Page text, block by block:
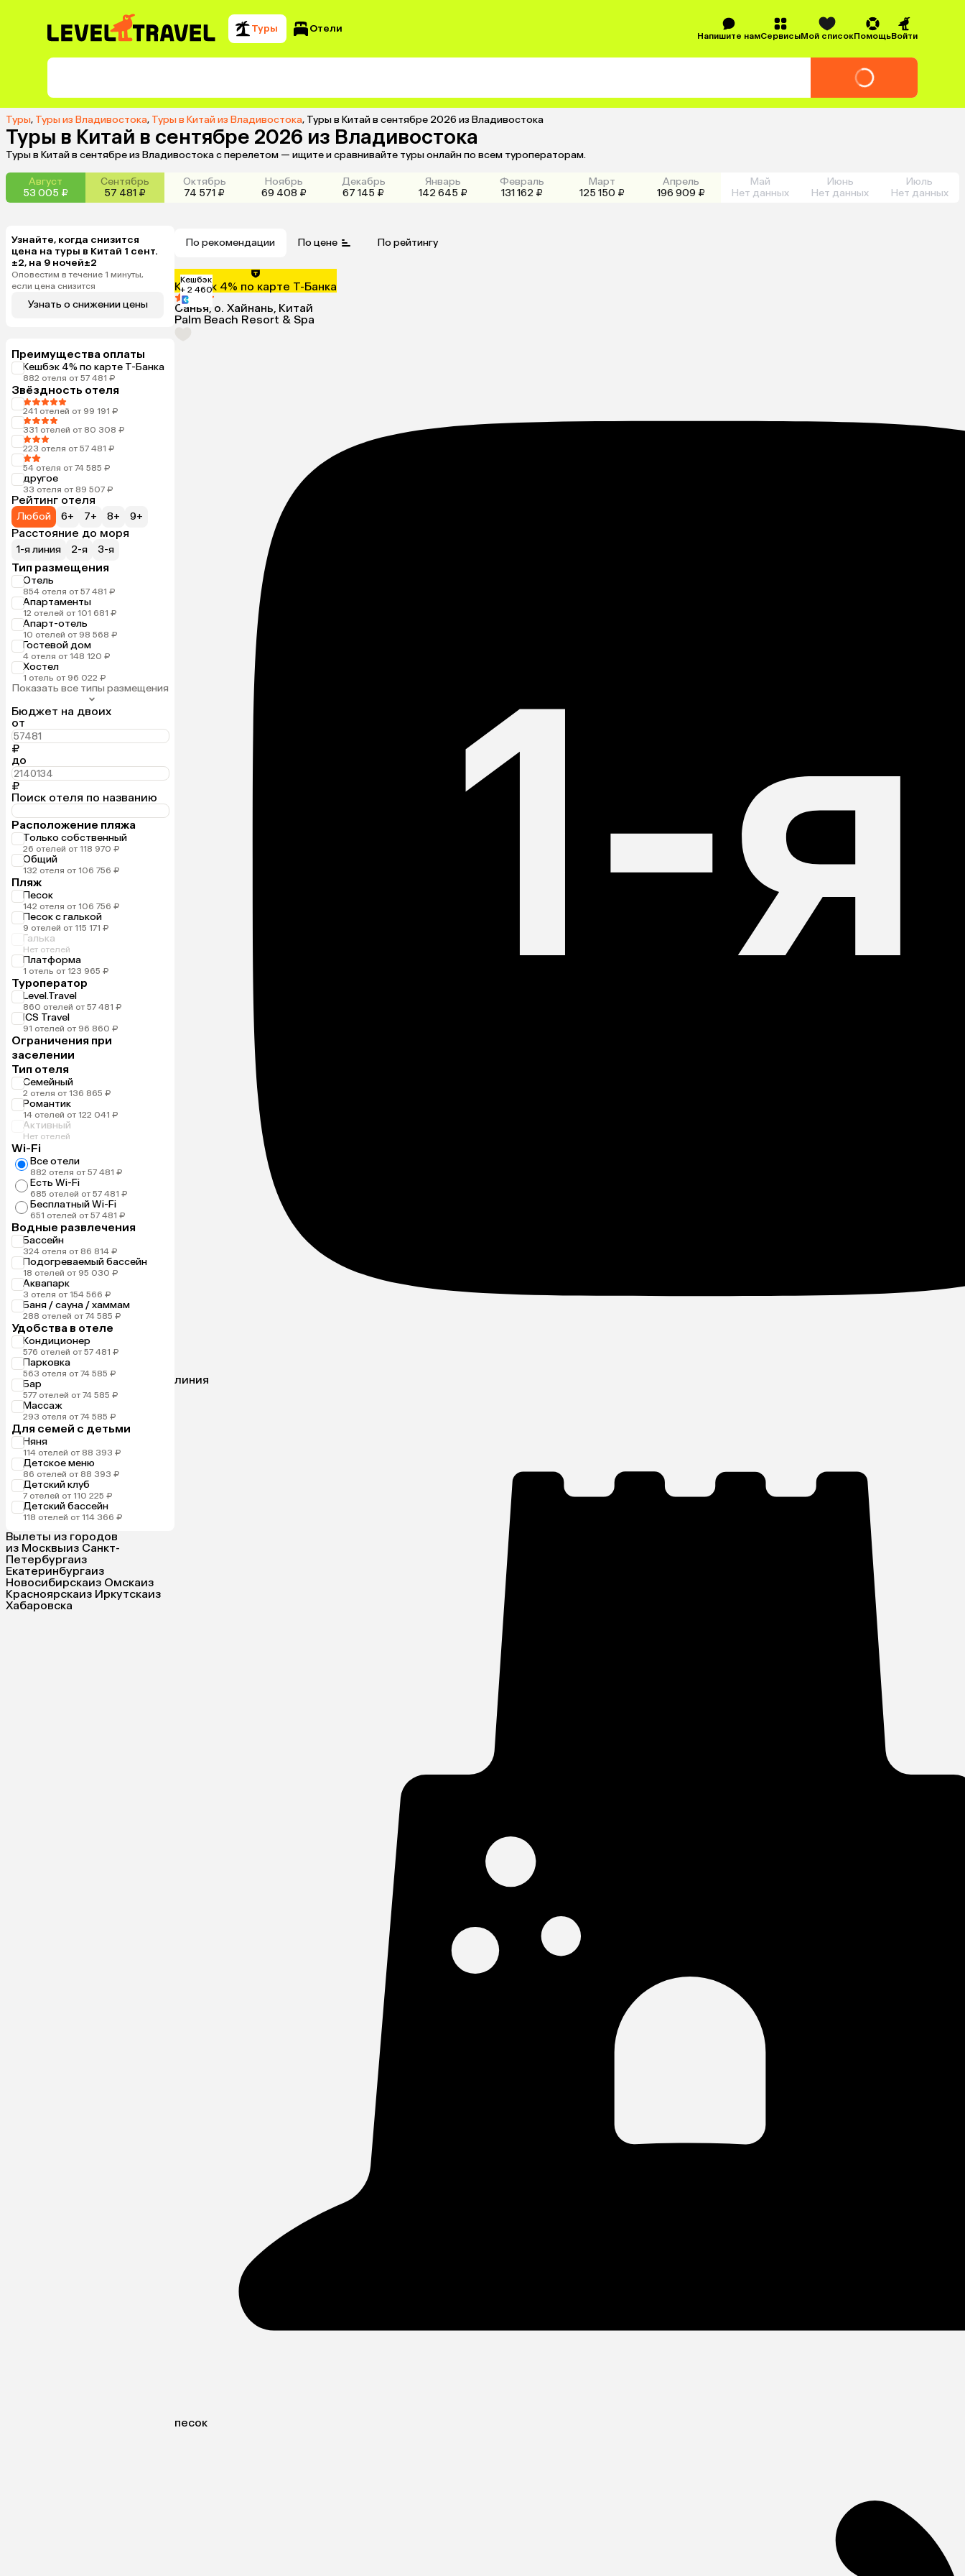
Туры Отели
Напишите намСервисыМой списокПомощьВойти
Туры, Туры из Владивостока, Туры в Китай из Владивостока, Туры в Китай в сентябре 2026 из Владивостока
Туры в Китай в сентябре 2026 из Владивостока
Туры в Китай в сентябре из Владивостока с перелетом — ищите и сравнивайте туры онлайн по всем туроператорам.
Август
53 005 ₽
Сентябрь
57 481 ₽
Октябрь
74 571 ₽
Ноябрь
69 408 ₽
Декабрь
67 145 ₽
Январь
142 645 ₽
Февраль
131 162 ₽
Март
125 150 ₽
Апрель
196 909 ₽
Май
Нет данных
Июнь
Нет данных
Июль
Нет данных
Узнайте, когда снизится
цена на туры в Китай 1 сент.
±2, на 9 ночей±2
Оповестим в течение 1 минуты,
если цена снизится
Узнать о снижении цены
Преимущества оплаты
Кешбэк 4% по карте Т-Банка
882 отеля от 57 481 ₽
Звёздность отеля
241 отелей от 99 191 ₽
331 отелей от 80 308 ₽
223 отеля от 57 481 ₽
54 отеля от 74 585 ₽
другое
33 отеля от 89 507 ₽
Рейтинг отеля
Любой 6+ 7+ 8+ 9+
Расстояние до моря
1-я линия 2-я 3-я
Тип размещения
Отель
854 отеля от 57 481 ₽
Апартаменты
12 отелей от 101 681 ₽
Апарт-отель
10 отелей от 98 568 ₽
Гостевой дом
4 отеля от 148 120 ₽
Хостел
1 отель от 96 022 ₽
Показать все типы размещения
Бюджет на двоих
от
₽
до
₽
Поиск отеля по названию
Расположение пляжа
Только собственный
26 отелей от 118 970 ₽
Общий
132 отеля от 106 756 ₽
Пляж
Песок
142 отеля от 106 756 ₽
Песок с галькой
9 отелей от 115 171 ₽
Галька
Нет отелей
Платформа
1 отель от 123 965 ₽
Туроператор
Level.Travel
860 отелей от 57 481 ₽
ICS Travel
91 отелей от 96 860 ₽
Ограничения при
заселении
Тип отеля
Семейный
2 отеля от 136 865 ₽
Романтик
14 отелей от 122 041 ₽
Активный
Нет отелей
Wi-Fi
Все отели
882 отеля от 57 481 ₽
Есть Wi-Fi
685 отелей от 57 481 ₽
Бесплатный Wi-Fi
651 отелей от 57 481 ₽
Водные развлечения
Бассейн
324 отеля от 86 814 ₽
Подогреваемый бассейн
18 отелей от 95 030 ₽
Аквапарк
3 отеля от 154 566 ₽
Баня / сауна / хаммам
288 отелей от 74 585 ₽
Удобства в отеле
Кондиционер
576 отелей от 57 481 ₽
Парковка
563 отеля от 74 585 ₽
Бар
577 отелей от 74 585 ₽
Массаж
293 отеля от 74 585 ₽
Для семей с детьми
Няня
114 отелей от 88 393 ₽
Детское меню
86 отелей от 88 393 ₽
Детский клуб
7 отелей от 110 225 ₽
Детский бассейн
118 отелей от 114 366 ₽
Вылеты из городов
из Москвыиз Санкт-
Петербургаиз
Екатеринбургаиз
Новосибирскаиз Омскаиз
Красноярскаиз Иркутскаиз
Хабаровска
По рекомендации По цене По рейтингу
Кешбэк
+ 2 460
Кешбэк 4% по карте Т-Банка
Санья, о. Хайнань, Китай
Palm Beach Resort & Spa
линия
песок